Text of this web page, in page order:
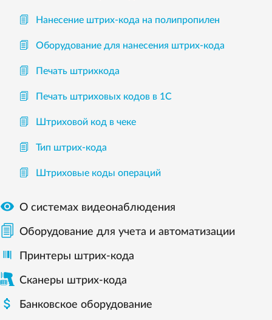
Нанесение штрих-кода на полипропилен
Оборудование для нанесения штрих-кода
Печать штрихкода
Печать штриховых кодов в 1С
Штриховой код в чеке
Тип штрих-кода
Штриховые коды операций
 О системах видеонаблюдения
Оборудование для учета и автоматизации
Принтеры штрих-кода
Сканеры штрих-кода
 Банковское оборудование